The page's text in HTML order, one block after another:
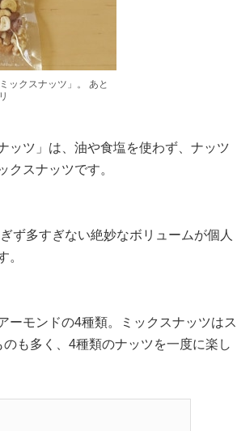
ックスナッツ」。 あと
ッツ」は、油や食塩を使わず、ナッツ
スナッツです。
ず多すぎない絶妙なボリュームが個人
。
ーモンドの4種類。ミックスナッツはス
も多く、4種類のナッツを一度に楽し